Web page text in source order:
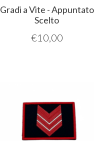
Gradi a Vite - Appuntato
Scelto
€10,00